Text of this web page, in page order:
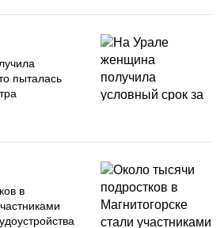
пыталась
в